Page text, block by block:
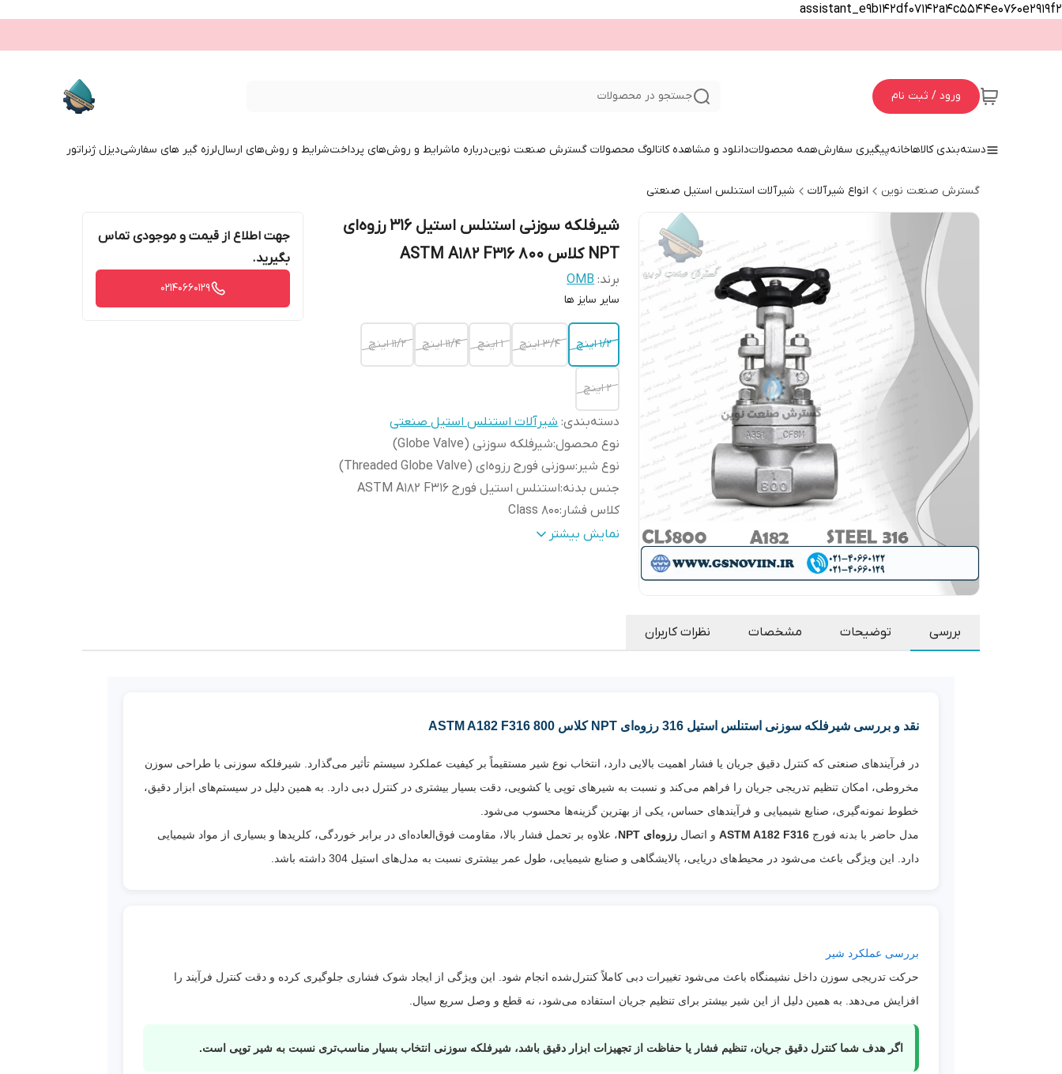
assistant_e9b142df07142a4c5544e0760e2919f2
ورود / ثبت نام جستجو در محصولات
دسته‌بندی کالاهاخانهپیگیری سفارشهمه محصولاتدانلود و مشاهده کاتالوگ محصولات گسترش صنعت نویندرباره ماشرایط و روش‌های پرداختشرایط و روش‌های ارساللرزه گیر های سفارشیدیزل ژنراتور
گسترش صنعت نوین انواع شیرآلات شیرآلات استنلس استیل صنعتی
شیرفلکه سوزنی استنلس استیل 316 رزوه‌ای
NPT کلاس 800 ASTM A182 F316
برند: OMB
سایر سایز ها
۱/۲ اینچ ۳/۴ اینچ ۱ اینچ ۱۱/۴ اینچ ۱۱/۲ اینچ
۲ اینچ
دسته‌بندی:شیرآلات استنلس استیل صنعتی
نوع محصول:شیرفلکه سوزنی (Globe Valve)
نوع شیر :سوزنی فورج رزوه‌ای (Threaded Globe Valve)
جنس بدنه:استنلس استیل فورج ASTM A182 F316
کلاس فشار :
Class 800
نوع اتصال:رزوه‌ای NPT (Threaded)
دمای کاری:حدود 29- تا 425+ درجه سانتی‌گراد
استفاده
آب، آب دریا، بخار، هوا، روغن، گاز، محلول‌های
سیالات خورنده
ویژگی
خاص:نصب آسان، مقاومت بسیار بالا در برابر خوردگی،
کنترل دقیق جریان و مناسب برای خطوط فشار بالا و
نمایش بیشتر
جهت اطلاع از قیمت و موجودی تماس
بگیرید.
02140660129
بررسی توضیحات مشخصات نظرات کاربران
نقد و بررسی شیرفلکه سوزنی استنلس استیل 316 رزوه‌ای NPT کلاس 800 ASTM A182 F316
در فرآیندهای صنعتی که کنترل دقیق جریان یا فشار اهمیت بالایی دارد، انتخاب نوع شیر مستقیماً بر کیفیت عملکرد سیستم تأثیر می‌گذارد. شیرفلکه سوزنی با طراحی سوزن
مخروطی، امکان تنظیم تدریجی جریان را فراهم می‌کند و نسبت به شیرهای توپی یا کشویی، دقت بسیار بیشتری در کنترل دبی دارد. به همین دلیل در سیستم‌های ابزار دقیق،
خطوط نمونه‌گیری، صنایع شیمیایی و فرآیندهای حساس، یکی از بهترین گزینه‌ها محسوب می‌شود.
مدل حاضر با بدنه فورج ASTM A182 F316 و اتصال رزوه‌ای NPT
، علاوه بر تحمل فشار بالا، مقاومت فوق‌العاده‌ای در برابر خوردگی، کلریدها و بسیاری از مواد شیمیایی
دارد. این ویژگی باعث می‌شود در محیط‌های دریایی، پالایشگاهی و صنایع شیمیایی، طول عمر بیشتری نسبت به مدل‌های استیل 304 داشته باشد.
بررسی عملکرد شیر
حرکت تدریجی سوزن داخل نشیمنگاه باعث می‌شود تغییرات دبی کاملاً کنترل‌شده انجام شود. این ویژگی از ایجاد شوک فشاری جلوگیری کرده و دقت کنترل فرآیند را
افزایش می‌دهد. به همین دلیل از این شیر بیشتر برای تنظیم جریان استفاده می‌شود، نه قطع و وصل سریع سیال.
اگر هدف شما کنترل دقیق جریان، تنظیم فشار یا حفاظت از تجهیزات ابزار دقیق باشد، شیرفلکه سوزنی انتخاب بسیار مناسب‌تری نسبت به شیر توپی است.